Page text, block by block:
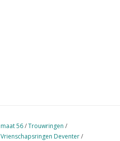
maat 56/Trouwringen /
Vrienschapsringen Deventer/